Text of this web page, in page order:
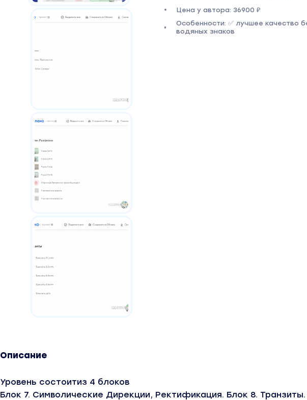
Цена у автора: 36900 ₽
Особенности: ✅ лучшее качество
водяных знаков
Описание
Уровень состоитиз 4 блоков
Блок 7. Символические Дирекции, Ректификация. Блок 8. Транзиты.